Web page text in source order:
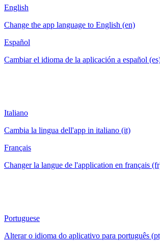
English
Change the app language to English (en)
Español
Cambiar el idioma de la aplicación a español
Italiano
Cambia la lingua dell'app in italiano (it)
Français
Changer la langue de l'application en français
Portuguese
Alterar o idioma do aplicativo para português